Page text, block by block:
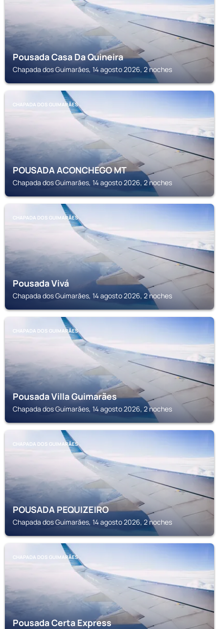
Pousada Casa Da Quineira
Chapada dos Guimarăes, 14 agosto 2026, 2 noches
CHAPADA DOS GUIMARĂES
POUSADA ACONCHEGO MT
Chapada dos Guimarăes, 14 agosto 2026, 2 noches
CHAPADA DOS GUIMARĂES
Pousada Vivá
Chapada dos Guimarăes, 14 agosto 2026, 2 noches
CHAPADA DOS GUIMARĂES
Pousada Villa Guimarães
Chapada dos Guimarăes, 14 agosto 2026, 2 noches
CHAPADA DOS GUIMARĂES
POUSADA PEQUIZEIRO
Chapada dos Guimarăes, 14 agosto 2026, 2 noches
CHAPADA DOS GUIMARĂES
Pousada Certa Express